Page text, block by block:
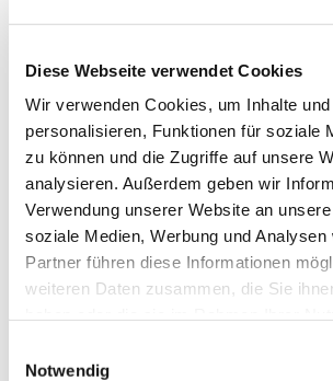
Diese Webseite verwendet Cookies
Wir verwenden Cookies, um Inhalte
personalisieren, Funktionen für soziale
zu können und die Zugriffe auf unsere
analysieren. Außerdem geben wir
Verwendung unserer Website an
soziale Medien, Werbung und Analysen
Partner führen diese Informationen
weiteren Daten zusammen, die Sie
Notwendig
Friedensgebet in der
Marktkirche